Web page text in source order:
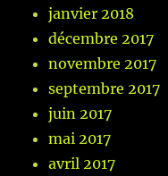
janvier 2018
décembre 2017
novembre 2017
septembre 2017
juin 2017
mai 2017
avril 2017